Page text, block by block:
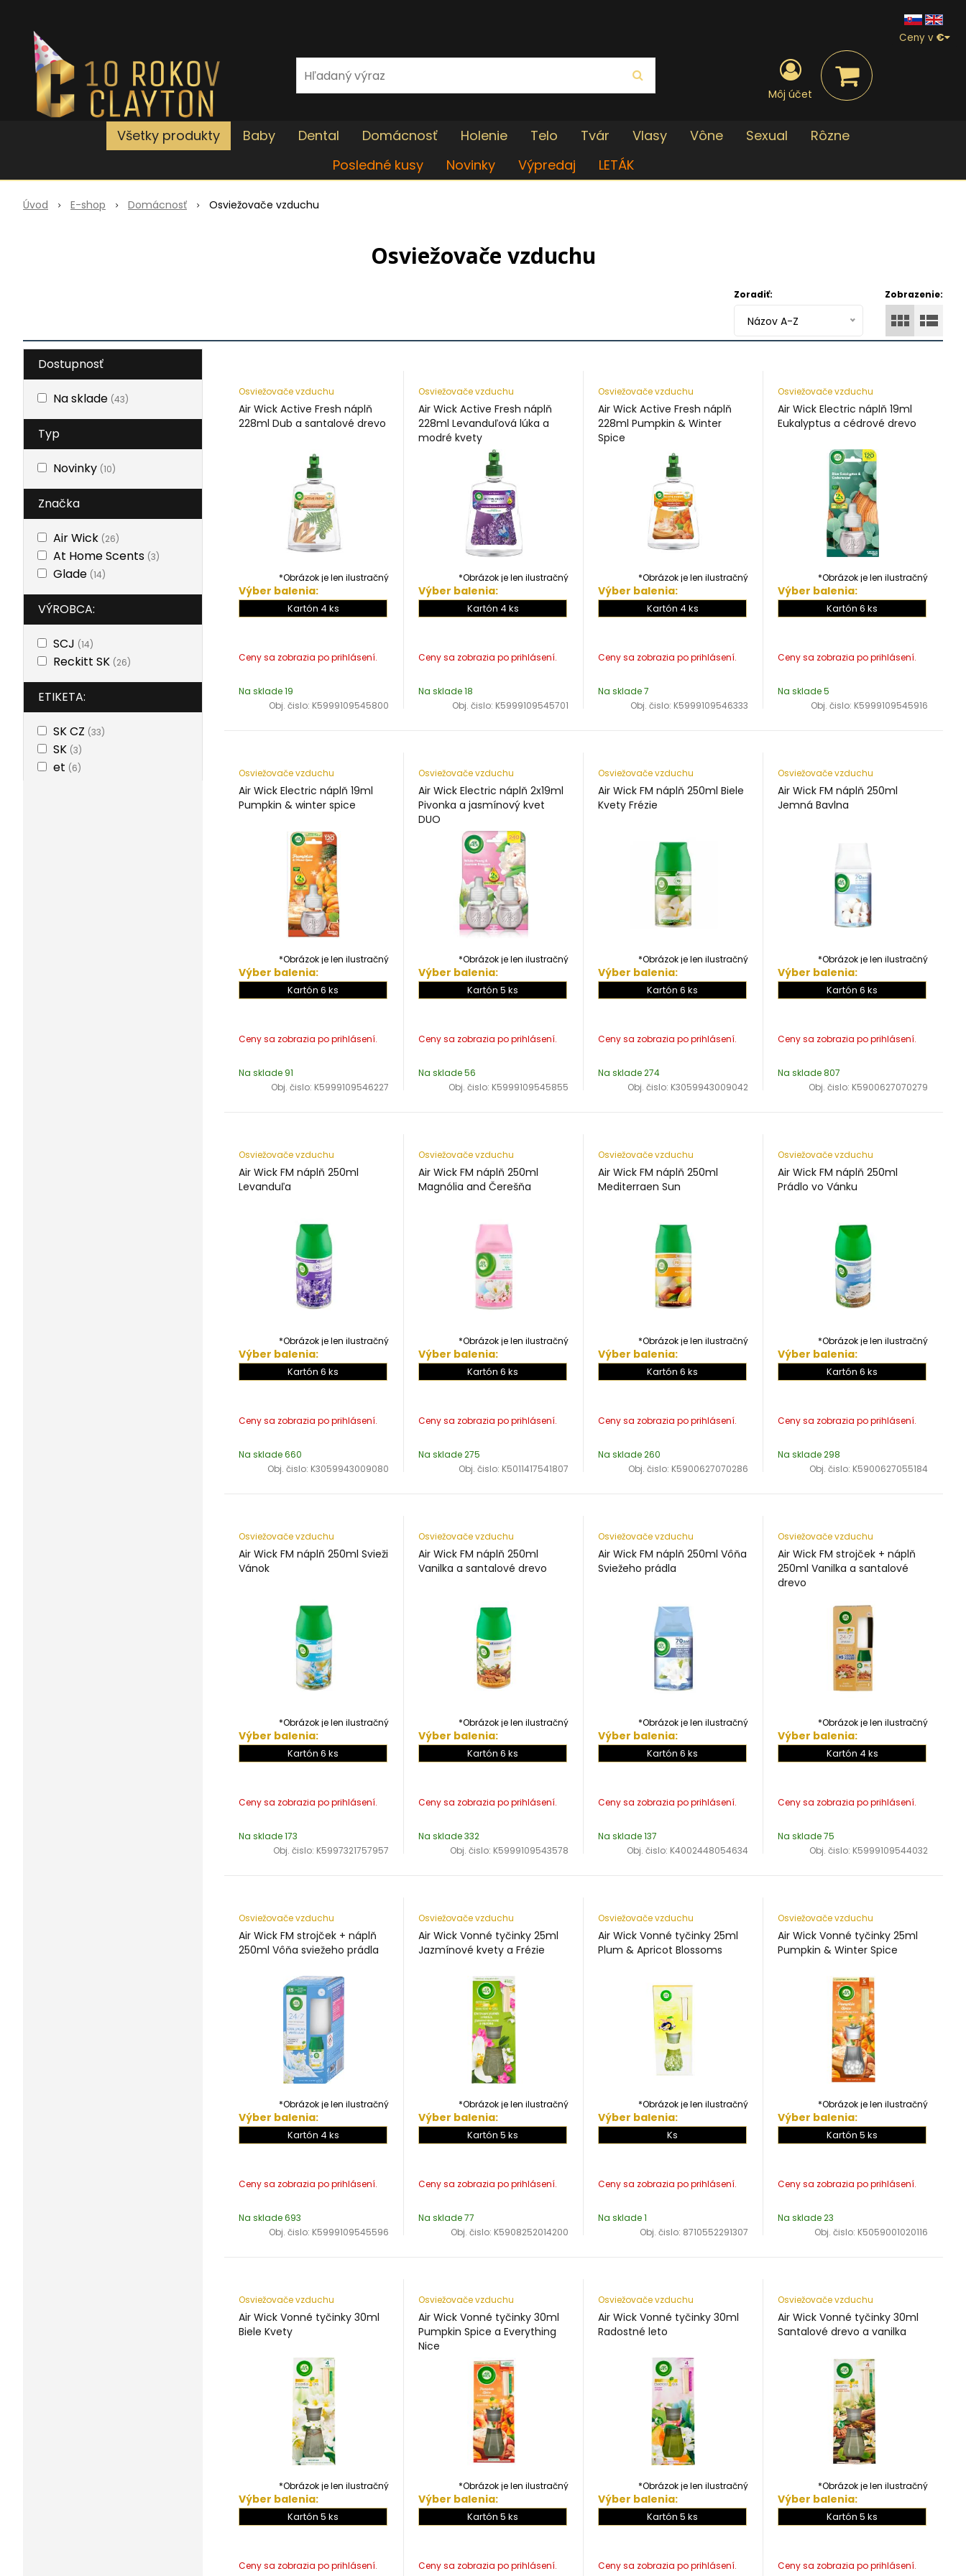
Môj účet
Ceny v €
Všetky produkty Baby Dental Domácnosť Holenie Telo Tvár Vlasy Vône Sexual
Rôzne
Posledné kusy
Novinky Výpredaj LETÁK
Úvod E-shop Domácnosť Osviežovače vzduchu
Osviežovače vzduchu
Zobrazenie:
Zoradiť:
Názov A-Z
Dostupnosť
Na sklade (43)
Typ
Novinky (10)
Značka
Air Wick (26)
At Home Scents (3)
Glade (14)
VÝROBCA:
SCJ (14)
Reckitt SK (26)
ETIKETA:
SK CZ (33)
SK (3)
et (6)
Osviežovače vzduchu
Air Wick Active Fresh náplň
228ml Dub a santalové drevo
*Obrázok je len ilustračný
Výber balenia:
Kartón 4 ks
Na sklade 19
Obj. čislo: K5999109545800
Osviežovače vzduchu
Air Wick Active Fresh náplň
228ml Levanduľová lúka a
modré kvety
*Obrázok je len ilustračný
Výber balenia:
Kartón 4 ks
Na sklade 18
Obj. čislo: K5999109545701
Osviežovače vzduchu
Air Wick Active Fresh náplň
228ml Pumpkin & Winter
Spice
*Obrázok je len ilustračný
Výber balenia:
Kartón 4 ks
Na sklade 7
Obj. čislo: K5999109546333
Osviežovače vzduchu
Air Wick Electric náplň 19ml
Eukalyptus a cédrové drevo
*Obrázok je len ilustračný
Výber balenia:
Kartón 6 ks
Na sklade 5
Obj. čislo: K5999109545916
Osviežovače vzduchu
Air Wick Electric náplň 19ml
Pumpkin & winter spice
*Obrázok je len ilustračný
Výber balenia:
Kartón 6 ks
Na sklade 91
Obj. čislo: K5999109546227
Osviežovače vzduchu
Air Wick Electric náplň 2x19ml
Pivonka a jasmínový kvet
DUO
*Obrázok je len ilustračný
Výber balenia:
Kartón 5 ks
Na sklade 56
Obj. čislo: K5999109545855
Osviežovače vzduchu
Air Wick FM náplň 250ml Biele
Kvety Frézie
*Obrázok je len ilustračný
Výber balenia:
Kartón 6 ks
Na sklade 274
Obj. čislo: K3059943009042
Osviežovače vzduchu
Air Wick FM náplň 250ml
Jemná Bavlna
*Obrázok je len ilustračný
Výber balenia:
Kartón 6 ks
Na sklade 807
Obj. čislo: K5900627070279
Osviežovače vzduchu
Air Wick FM náplň 250ml
Levanduľa
*Obrázok je len ilustračný
Výber balenia:
Kartón 6 ks
Na sklade 660
Obj. čislo: K3059943009080
Osviežovače vzduchu
Air Wick FM náplň 250ml
Magnólia and Čerešňa
*Obrázok je len ilustračný
Výber balenia:
Kartón 6 ks
Na sklade 275
Obj. čislo: K5011417541807
Osviežovače vzduchu
Air Wick FM náplň 250ml
Mediterraen Sun
*Obrázok je len ilustračný
Výber balenia:
Kartón 6 ks
Na sklade 260
Obj. čislo: K5900627070286
Osviežovače vzduchu
Air Wick FM náplň 250ml
Prádlo vo Vánku
*Obrázok je len ilustračný
Výber balenia:
Kartón 6 ks
Na sklade 298
Obj. čislo: K5900627055184
Osviežovače vzduchu
Air Wick FM náplň 250ml Svieži
Vánok
*Obrázok je len ilustračný
Výber balenia:
Kartón 6 ks
Na sklade 173
Obj. čislo: K5997321757957
Osviežovače vzduchu
Air Wick FM náplň 250ml
Vanilka a santalové drevo
*Obrázok je len ilustračný
Výber balenia:
Kartón 6 ks
Na sklade 332
Obj. čislo: K5999109543578
Osviežovače vzduchu
Air Wick FM náplň 250ml Vôňa
Sviežeho prádla
*Obrázok je len ilustračný
Výber balenia:
Kartón 6 ks
Na sklade 137
Obj. čislo: K4002448054634
Osviežovače vzduchu
Air Wick FM strojček + náplň
250ml Vanilka a santalové
drevo
*Obrázok je len ilustračný
Výber balenia:
Kartón 4 ks
Na sklade 75
Obj. čislo: K5999109544032
Osviežovače vzduchu
Air Wick FM strojček + náplň
250ml Vôňa sviežeho prádla
*Obrázok je len ilustračný
Výber balenia:
Kartón 4 ks
Na sklade 693
Obj. čislo: K5999109545596
Osviežovače vzduchu
Air Wick Vonné tyčinky 25ml
Jazmínové kvety a Frézie
*Obrázok je len ilustračný
Výber balenia:
Kartón 5 ks
Na sklade 77
Obj. čislo: K5908252014200
Osviežovače vzduchu
Air Wick Vonné tyčinky 25ml
Plum & Apricot Blossoms
*Obrázok je len ilustračný
Výber balenia:
Ks
Na sklade 1
Obj. čislo: 8710552291307
Osviežovače vzduchu
Air Wick Vonné tyčinky 25ml
Pumpkin & Winter Spice
*Obrázok je len ilustračný
Výber balenia:
Kartón 5 ks
Na sklade 23
Obj. čislo: K5059001020116
Osviežovače vzduchu
Air Wick Vonné tyčinky 30ml
Biele Kvety
*Obrázok je len ilustračný
Výber balenia:
Kartón 5 ks
Osviežovače vzduchu
Air Wick Vonné tyčinky 30ml
Pumpkin Spice a Everything
Nice
*Obrázok je len ilustračný
Výber balenia:
Kartón 5 ks
Osviežovače vzduchu
Air Wick Vonné tyčinky 30ml
Radostné leto
*Obrázok je len ilustračný
Výber balenia:
Kartón 5 ks
Osviežovače vzduchu
Air Wick Vonné tyčinky 30ml
Santalové drevo a vanilka
*Obrázok je len ilustračný
Výber balenia:
Kartón 5 ks